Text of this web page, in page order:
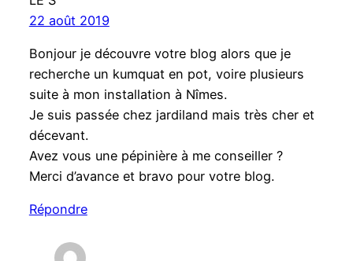
22 août 2019
Bonjour je découvre votre blog alors que je
recherche un kumquat en pot, voire plusieurs
suite à mon installation à Nîmes.
Je suis passée chez jardiland mais très cher et
décevant.
Avez vous une pépinière à me conseiller ?
Merci d’avance et bravo pour votre blog.
Répondre